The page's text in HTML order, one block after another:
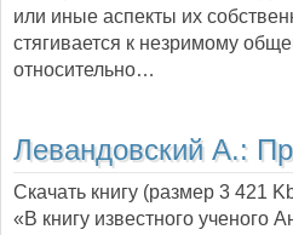
или иные аспекты их
стягивается к незримому
относительно…
Левандовский А.:
Скачать книгу (размер 3 421
«В книгу известного ученого